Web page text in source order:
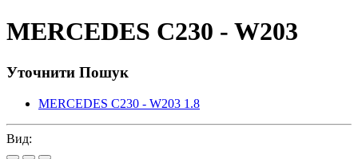
MERCEDES C230 - W203
Уточнити Пошук
MERCEDES C230 - W203 1.8
Вид: